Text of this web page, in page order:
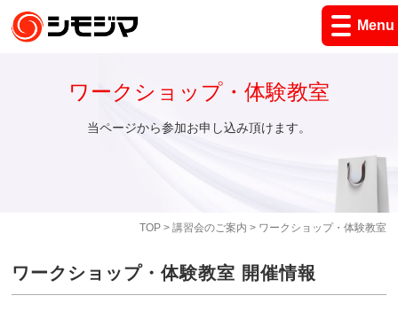
Menu
TOP> 講習会のご案内 > ワークショップ・体験教室
ワークショップ・体験教室
当ページから参加お申し込み頂けます。
ワークショップ・体験教室 開催情報